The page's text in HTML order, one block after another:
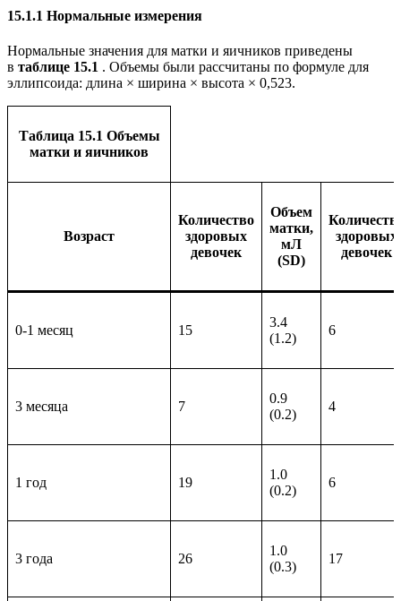
15.1.1 Нормальные измерения
Нормальные значения для матки и яичников приведены
в таблице 15.1 . Объемы были рассчитаны по формуле для
эллипсоида: длина × ширина × высота × 0,523.
Таблица 15.1 Объемы
матки и яичников
Возраст
Количество
здоровых
девочек
Объем
матки,
мЛ
(SD)
здоровых
девочек
0-1 месяц 15
3.4
(1.2)
6
3 месяца 7
0.9
(0.2)
4
1 год 19
1.0
(0.2)
6
3 года 26
1.0
(0.3)
17